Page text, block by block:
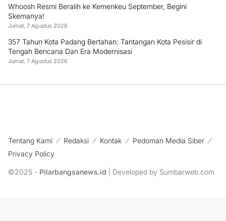
Whoosh Resmi Beralih ke Kemenkeu September, Begini
Skemanya!
Jumat, 7 Agustus 2026
357 Tahun Kota Padang Bertahan: Tantangan Kota Pesisir di
Tengah Bencana Dan Era Modernisasi
Jumat, 7 Agustus 2026
Tentang Kami Redaksi Kontak
Pedoman Media Siber
Privacy Policy
©2025 - Pilarbangsanews.id | Developed by Sumbarweb.com